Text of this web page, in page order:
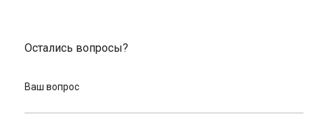
Остались вопросы?
Ваш вопрос